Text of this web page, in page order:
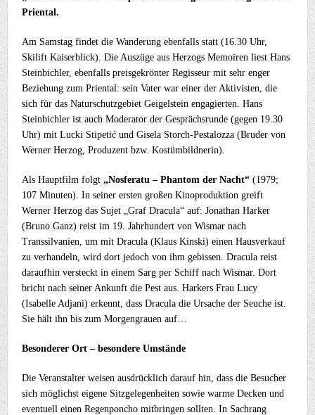
Priental.
Am Samstag findet die Wanderung ebenfalls statt (16.30 Uhr,
Skilift Kaiserblick). Die Auszüge aus Herzogs Memoiren liest Hans
Steinbichler, ebenfalls preisgekrönter Regisseur mit sehr enger
Beziehung zum Priental: sein Vater war einer der Aktivisten, die
sich für das Naturschutzgebiet Geigelstein engagierten. Hans
Steinbichler ist auch Moderator der Gesprächsrunde (gegen 19.30
Uhr) mit Lucki Stipetić und Gisela Storch-Pestalozza (Bruder von
Werner Herzog, Produzent bzw. Kostümbildnerin).
Als Hauptfilm folgt„Nosferatu – Phantom der Nacht“ (1979;
107 Minuten). In seiner ersten großen Kinoproduktion greift
Werner Herzog das Sujet „Graf Dracula“ auf: Jonathan Harker
(Bruno Ganz) reist im 19. Jahrhundert von Wismar nach
Transsilvanien, um mit Dracula (Klaus Kinski) einen Hausverkauf
zu verhandeln, wird dort jedoch von ihm gebissen. Dracula reist
daraufhin versteckt in einem Sarg per Schiff nach Wismar. Dort
bricht nach seiner Ankunft die Pest aus. Harkers Frau Lucy
(Isabelle Adjani) erkennt, dass Dracula die Ursache der Seuche ist.
Sie hält ihn bis zum Morgengrauen auf…
Besonderer Ort – besondere Umstände
Die Veranstalter weisen ausdrücklich darauf hin, dass die Besucher
sich möglichst eigene Sitzgelegenheiten sowie warme Decken und
eventuell einen Regenponcho mitbringen sollten. In Sachrang